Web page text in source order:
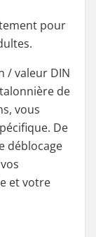
pour
/ valeur DIN
de
vous
De
déblocage
et votre